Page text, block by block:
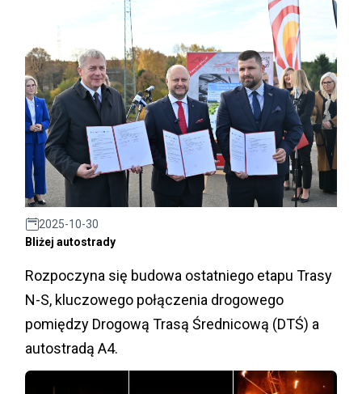
2025-10-30
Bliżej autostrady
Rozpoczyna się budowa ostatniego etapu Trasy
N-S, kluczowego połączenia drogowego
pomiędzy Drogową Trasą Średnicową (DTŚ) a
autostradą A4.